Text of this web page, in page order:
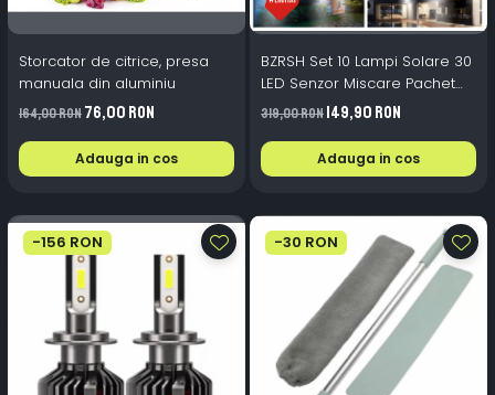
Storcator de citrice, presa
manuala din aluminiu
164,00 RON76,00 RON
Adauga in cos
BZRSH Set 10 Lampi Solare 30
LED Senzor Miscare Pachet
Economic Proprietate Mare
319,00 RON149,90 RON
Adauga in cos
-156 RON -30 RON